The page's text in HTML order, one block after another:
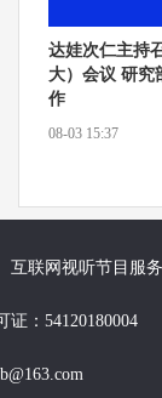
达娃次仁主持
大）会议 研究
作
08-03 15:37
联网视听节目
证：